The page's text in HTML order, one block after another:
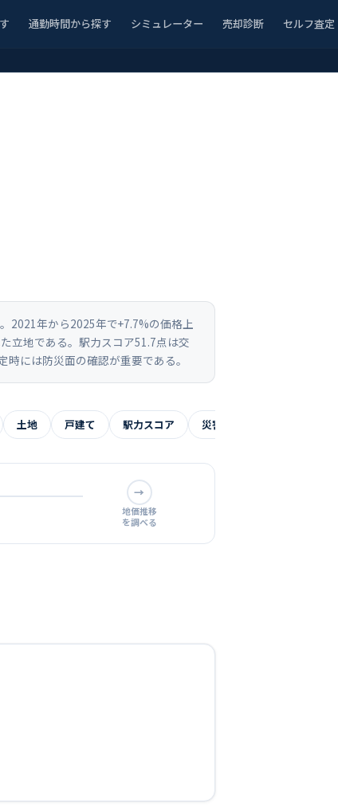
通勤時間から探す シミュレーター 売却診断 セルフ査定
2021年から2025年で+7.7%の価格上
立地である。駅力スコア51.7点は交
には防災面の確認が重要である。
土地 戸建て 駅力スコア 災害リスク
→
地価推移
を調べる